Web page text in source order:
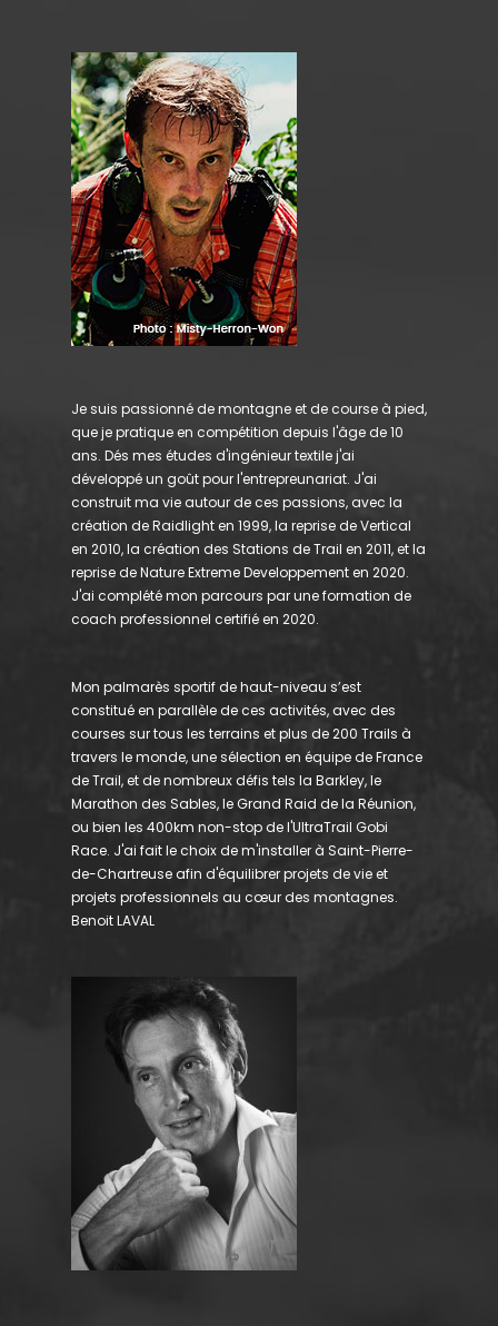
Je suis passionné de montagne et de course à pied,
que je pratique en compétition depuis l'âge de 10
ans. Dés mes études d'ingénieur textile j'ai
développé un goût pour l'entrepreunariat. J'ai
construit ma vie autour de ces passions, avec la
création de Raidlight en 1999, la reprise de Vertical
en 2010, la création des Stations de Trail en 2011, et la
reprise de Nature Extreme Developpement en 2020.
J'ai complété mon parcours par une formation de
coach professionnel certifié en 2020.
Mon palmarès sportif de haut-niveau s’est
constitué en parallèle de ces activités, avec des
courses sur tous les terrains et plus de 200 Trails à
travers le monde, une sélection en équipe de France
de Trail, et de nombreux défis tels la Barkley, le
Marathon des Sables, le Grand Raid de la Réunion,
ou bien les 400km non-stop de l'UltraTrail Gobi
Race. J'ai fait le choix de m'installer à Saint-Pierre-
de-Chartreuse afin d'équilibrer projets de vie et
projets professionnels au cœur des montagnes.
Benoit LAVAL